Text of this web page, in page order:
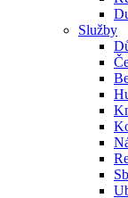
Služby